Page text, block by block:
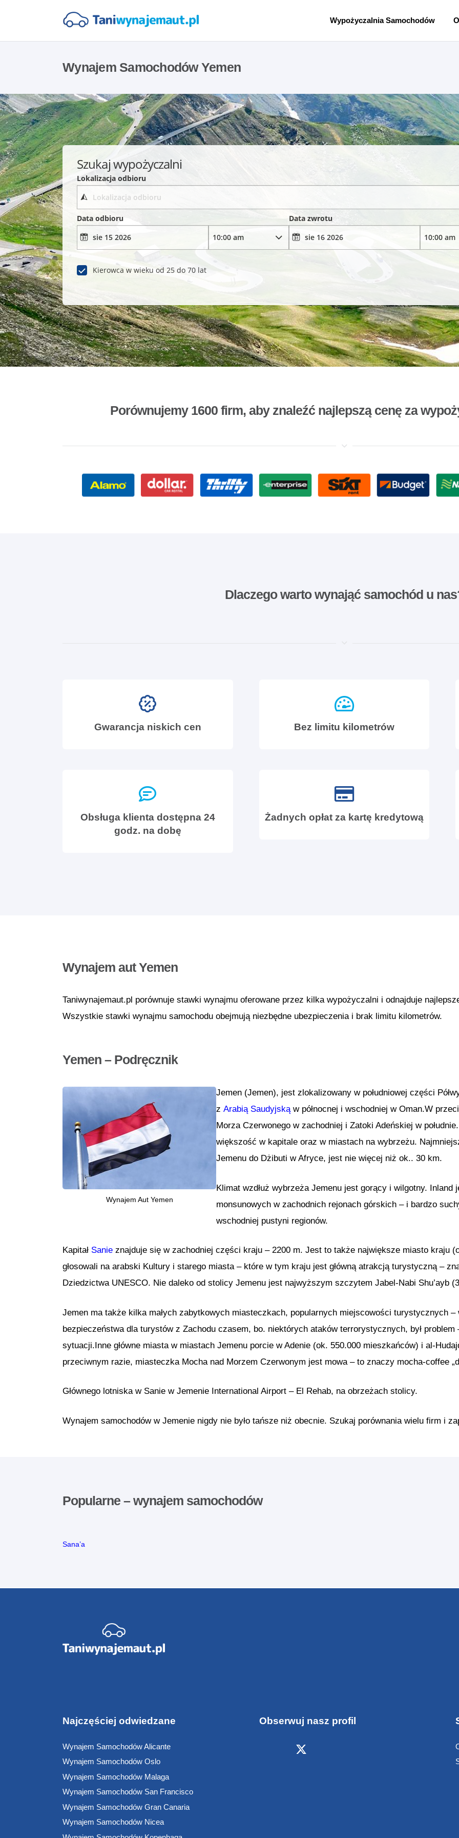
Wypożyczalnia Samochodów
Wynajem Samochodów Yemen
Szukaj wypożyczalni
Lokalizacja odbioru
Data odbioru Data zwrotu
Kierowca w wieku od 25 do 70 lat
Porównujemy 1600 firm, aby znaleźć najlepszą cenę za
Dlaczego warto wynająć samochód u
Gwarancja niskich cen Bez limitu kilometrów
Obsługa klienta dostępna 24
godz. na dobę
Żadnych opłat za kartę kredytową
Wynajem aut Yemen
Taniwynajemaut.pl porównuje stawki wynajmu oferowane przez kilka wypożyczalni i odnajduje
Wszystkie stawki wynajmu samochodu obejmują niezbędne ubezpieczenia i brak limitu kilometrów.
Yemen – Podręcznik
Wynajem Aut Yemen
Jemen (Jemen), jest zlokalizowany w południowej części
z Arabią Saudyjskąw północnej i wschodniej w Oman.W
Morza Czerwonego w zachodniej i Zatoki Adeńskiej w
większość w kapitale oraz w miastach na wybrzeżu.
Jemenu do Dżibuti w Afryce, jest nie więcej niż ok.. 30 km.
Klimat wzdłuż wybrzeża Jemenu jest gorący i wilgotny. Inland
monsunowych w zachodnich rejonach górskich – i bardzo
wschodniej pustyni regionów.
Kapitał Sanie znajduje się w zachodniej części kraju – 2200 m. Jest to także największe miasto kraju
głosowali na arabski Kultury i starego miasta – które w tym kraju jest główną atrakcją turystyczną –
Dziedzictwa UNESCO. Nie daleko od stolicy Jemenu jest najwyższym szczytem Jabel-Nabi Shu’ayb
Jemen ma także kilka małych zabytkowych miasteczkach, popularnych miejscowości turystycznych
bezpieczeństwa dla turystów z Zachodu czasem, bo. niektórych ataków terrorystycznych, był
sytuacji.Inne główne miasta w miastach Jemenu porcie w Adenie (ok. 550.000 mieszkańców) i al-
przeciwnym razie, miasteczka Mocha nad Morzem Czerwonym jest mowa – to znaczy mocha-coffee
Głównego lotniska w Sanie w Jemenie International Airport – El Rehab, na obrzeżach stolicy.
Wynajem samochodów w Jemenie nigdy nie było tańsze niż obecnie. Szukaj porównania wielu firm i
Popularne – wynajem samochodów
Sana’a
Najczęściej odwiedzane
Wynajem Samochodów Alicante
Wynajem Samochodów Oslo
Wynajem Samochodów Malaga
Wynajem Samochodów San Francisco
Wynajem Samochodów Gran Canaria
Wynajem Samochodów Nicea
Obserwuj nasz profil